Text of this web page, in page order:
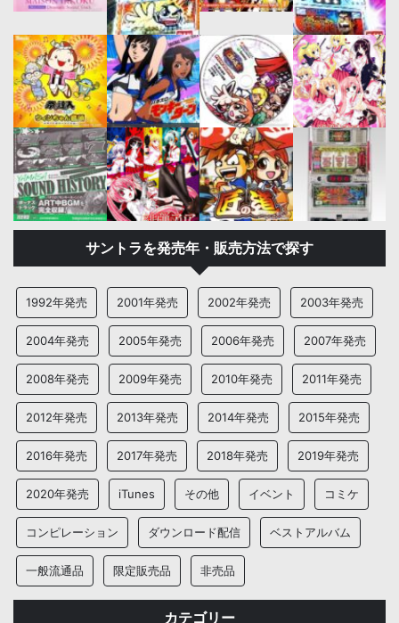
サントラを発売年・販売方法で探す
1992年発売 2001年発売 2002年発売 2003年発売
2004年発売 2005年発売 2006年発売 2007年発売
2008年発売 2009年発売 2010年発売 2011年発売
2012年発売 2013年発売 2014年発売 2015年発売
2016年発売 2017年発売 2018年発売 2019年発売
2020年発売 iTunes その他 イベント コミケ
コンピレーション ダウンロード配信 ベストアルバム
一般流通品 限定販売品 非売品
カテゴリー